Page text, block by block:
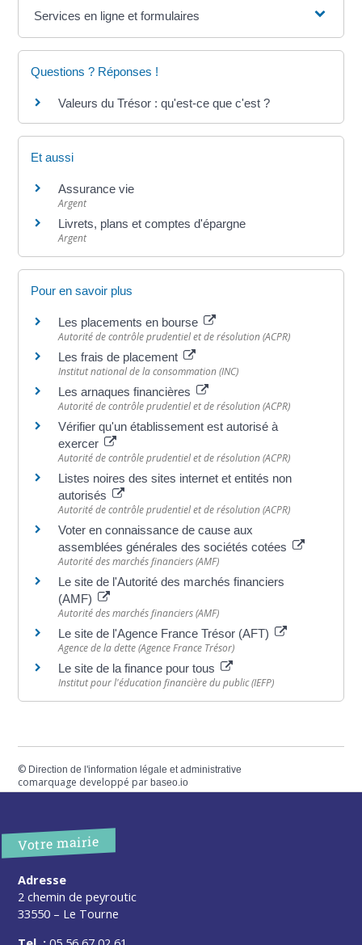
Services en ligne et formulaires
Questions ? Réponses !
Valeurs du Trésor : qu'est-ce que c'est ?
Et aussi
Assurance vie
Argent
Livrets, plans et comptes d'épargne
Argent
Pour en savoir plus
Les placements en bourse
Autorité de contrôle prudentiel et de résolution (ACPR)
Les frais de placement
Institut national de la consommation (INC)
Les arnaques financières
Autorité de contrôle prudentiel et de résolution (ACPR)
Vérifier qu'un établissement est autorisé à
exercer
Autorité de contrôle prudentiel et de résolution (ACPR)
Listes noires des sites internet et entités non
autorisés
Autorité de contrôle prudentiel et de résolution (ACPR)
Voter en connaissance de cause aux
assemblées générales des sociétés cotées
Autorité des marchés financiers (AMF)
Le site de l'Autorité des marchés financiers
(AMF)
Autorité des marchés financiers (AMF)
Le site de l'Agence France Trésor (AFT)
Agence de la dette (Agence France Trésor)
Le site de la finance pour tous
Institut pour l'éducation financière du public (IEFP)
© Direction de l'information légale et administrative
comarquage developpé parbaseo.io
Votre mairie
Adresse
2 chemin de peyroutic
33550 – Le Tourne